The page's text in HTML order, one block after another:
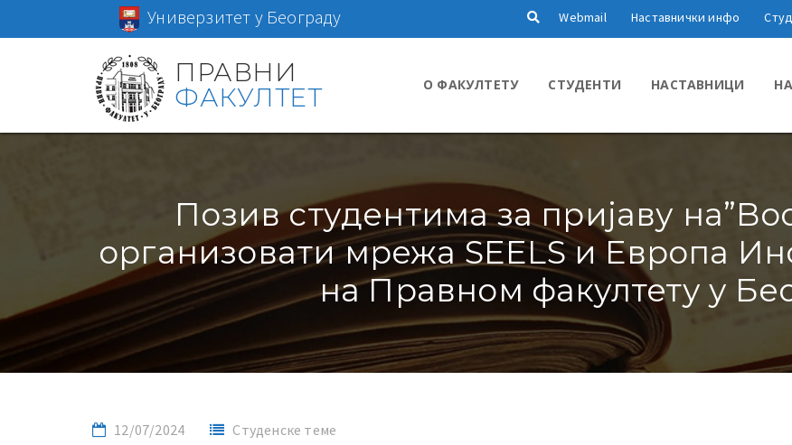
Универзитет у Београду Webmail Наставнички инфо
ПРАВНИ
ФАКУЛТЕТ
О ФАКУЛТЕТУ СТУДЕНТИ НАСТАВНИЦИ
Позив студентима за пријаву
организовати мрежа SEELS и Европа
на Правном факултету у
12/07/2024 Студенске теме